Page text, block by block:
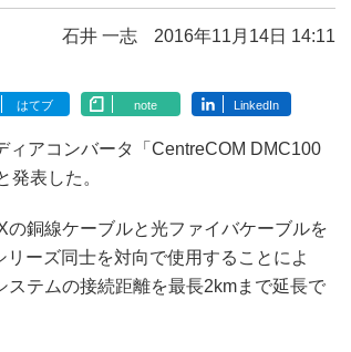
石井 一志 2016年11月14日 14:11
はてブ note LinkedIn
アコンバータ「CentreCOM DMC100
発表した。
銅線ケーブルと光ファイバケーブルを
ーズ同士を対向で使用することによ
ステムの接続距離を最長2kmまで延長で